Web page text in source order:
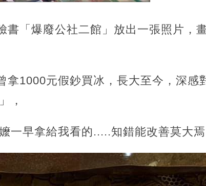
書「爆廢公社二館」放出一張照片，
拿1000元假鈔買冰，長大至今，深感
，
一早拿給我看的.....知錯能改善莫大焉